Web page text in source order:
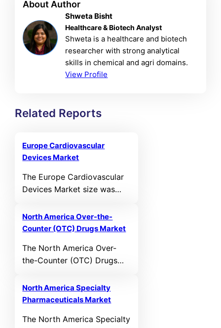
About Author
Shweta Bisht
Healthcare & Biotech Analyst
Shweta is a healthcare and biotech
researcher with strong analytical
skills in chemical and agri domains.
View Profile
Related Reports
Europe Cardiovascular
Devices Market
The Europe Cardiovascular
Devices Market size was
in 2021 and reached USD
14,497.23 MN in 2025. It is
23,398.08 MN by 2032,
growing at a CAGR of 5.97%
North America Over-the-
Counter (OTC) Drugs Market
The North America Over-
the-Counter (OTC) Drugs
USD 72,391.68 MN in 2021
and reached USD 93,061.46
to reach USD 155,694.86
North America Specialty
Pharmaceuticals Market
The North America Specialty